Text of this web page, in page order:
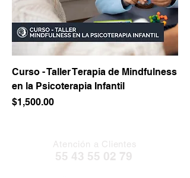
Curso - Taller Terapia de Mindfulness
en la Psicoterapia Infantil
Precio
$1,500.00
Atención a Clientes
55 43 55 02 79